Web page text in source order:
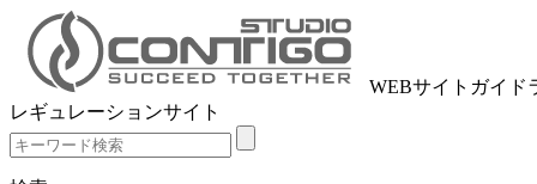
WEBサイトガイド
レギュレーションサイト